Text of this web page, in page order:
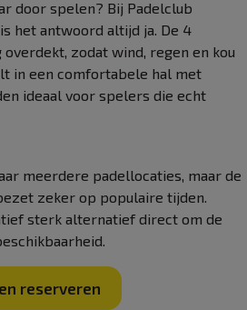
door spelen? Bij Padelclub
het antwoord altijd ja. De 4
zodat wind, regen en kou
in een comfortabele hal met
ideaal voor spelers die echt
meerdere padellocaties, maar de
zeker op populaire tijden.
sterk alternatief direct om de
reserveren